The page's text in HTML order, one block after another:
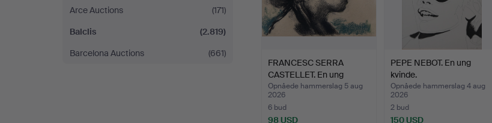
Arce Auctions
(171)
Balclis
(2.819)
Barcelona Auctions
(661)
FRANCESC SERRA
CASTELLET. En ung
kvinde.
Opnåede hammerslag 5 aug
2026
6 bud
98 USD
PEPE NEBOT. En ung
kvinde.
Opnåede hammerslag 4 aug
2026
2 bud
150 USD